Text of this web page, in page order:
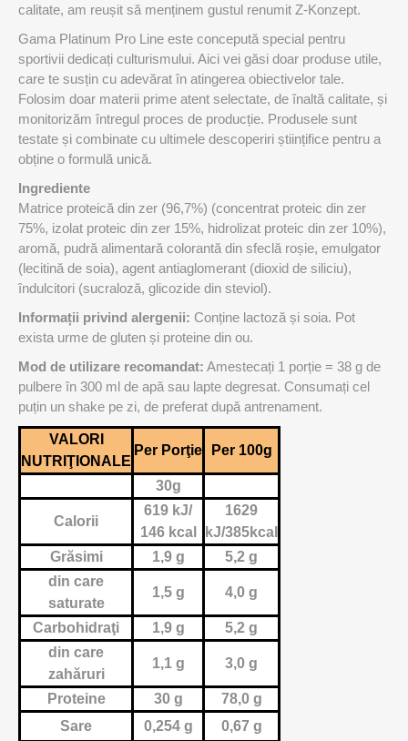
calitate, am reușit să menținem gustul renumit Z-Konzept.
Gama Platinum Pro Line este concepută special pentru
sportivii dedicați culturismului. Aici vei găsi doar produse utile,
care te susțin cu adevărat în atingerea obiectivelor tale.
Folosim doar materii prime atent selectate, de înaltă calitate, și
monitorizăm întregul proces de producție. Produsele sunt
testate și combinate cu ultimele descoperiri științifice pentru a
obține o formulă unică.
Ingrediente
Matrice proteică din zer (96,7%) (concentrat proteic din zer
75%, izolat proteic din zer 15%, hidrolizat proteic din zer 10%),
aromă, pudră alimentară colorantă din sfeclă roșie, emulgator
(lecitină de soia), agent antiaglomerant (dioxid de siliciu),
îndulcitori (sucraloză, glicozide din steviol).
Informații privind alergenii: Conține lactoză și soia. Pot
exista urme de gluten și proteine din ou.
Mod de utilizare recomandat: Amestecați 1 porție = 38 g de
pulbere în 300 ml de apă sau lapte degresat. Consumați cel
puțin un shake pe zi, de preferat după antrenament.
VALORI
NUTRIŢIONALE
Per Porţie Per 100g
30g
Calorii
619 kJ/
146 kcal
1629
kJ/385kcal
Grăsimi
1,9 g
5,2 g
din care
saturate
1,5 g 4,0 g
Carbohidraţi 1,9 g
5,2 g
din care
zahăruri
1,1 g 3,0 g
Proteine 30 g
78,0 g
Sare
0,254 g 0,67 g